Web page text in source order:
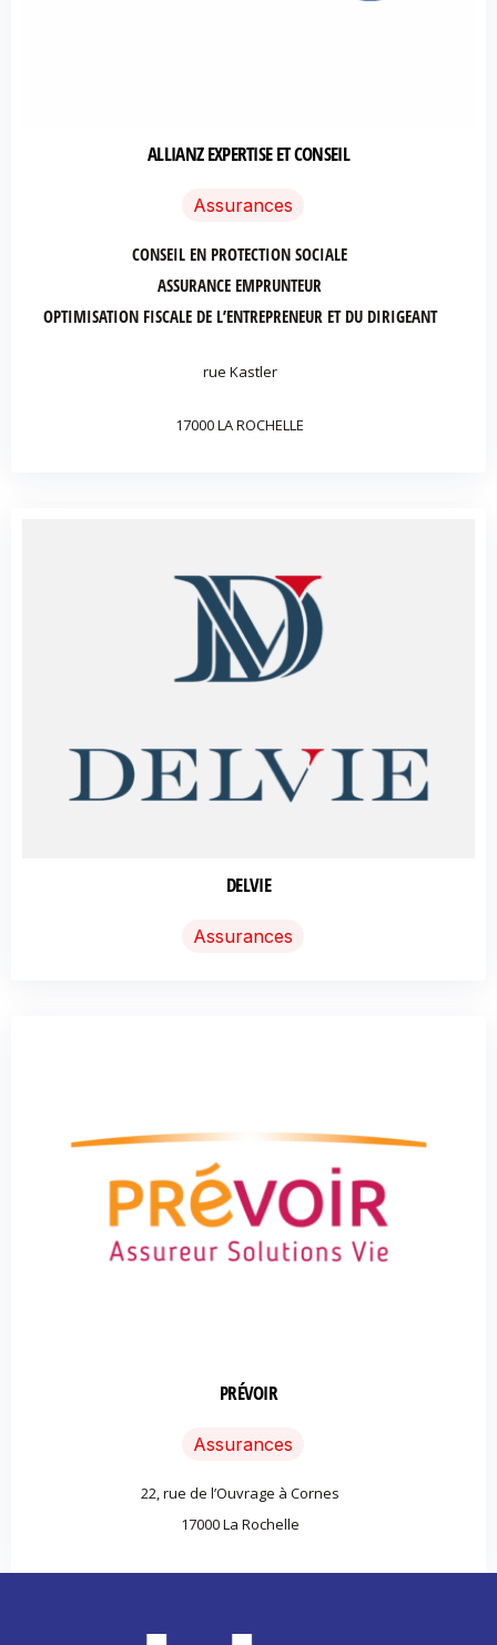
ALLIANZ EXPERTISE ET CONSEIL
Assurances
CONSEIL EN PROTECTION SOCIALE
ASSURANCE EMPRUNTEUR
OPTIMISATION FISCALE DE L’ENTREPRENEUR ET DU DIRIGEANT
rue Kastler
17000 LA ROCHELLE
DELVIE
Assurances
PRÉVOIR
Assurances
22, rue de l’Ouvrage à Cornes
17000 La Rochelle